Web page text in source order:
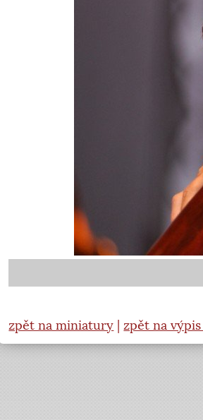
zpět na miniatury |zpět na